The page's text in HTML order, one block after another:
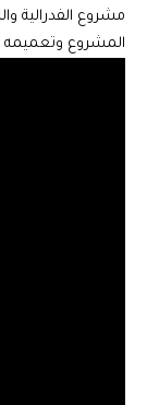
مشروع الفدرالية
المشروع وتعميمه